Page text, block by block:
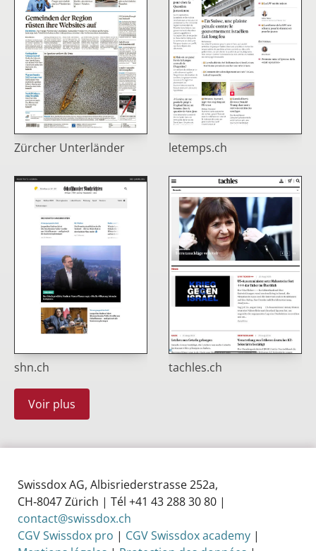
Zürcher Unterländer letemps.ch
shn.ch tachles.ch
Voir plus
Swissdox AG, Albisriederstrasse 252a,
CH‑8047 Zürich | Tél +41 43 288 30 80 |
contact@swissdox.ch
CGV Swissdox pro | CGV Swissdox academy |